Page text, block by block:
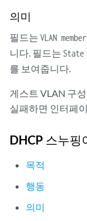
의미
필드는 VLAN
니다. 필드는 State
를 보여줍니다.
게스트 VLAN 구
실패하면 인터페
DHCP 스누핑
목적
행동
의미